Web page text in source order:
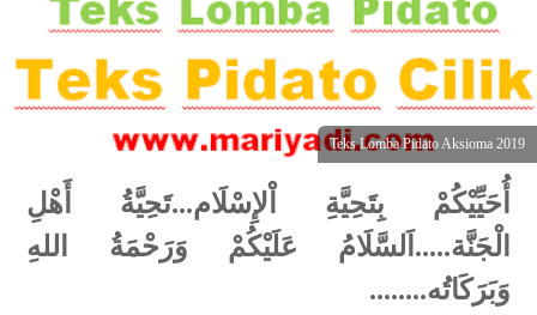
Teks Lomba Pidato Aksioma 2019
أُحَيِّيْكُمْ بِتَحِيَّةِ اْلإِسْلَام...تَحِيَّةُ أَهْلِ
الْجَنَّة.....اَلسَّلَامُ عَلَيْكُمْ وَرَحْمَةُ اللهِ
وَبَرَكَاتُه........